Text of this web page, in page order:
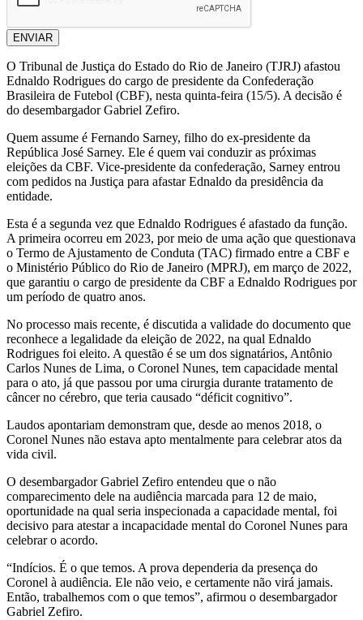
ENVIAR
O Tribunal de Justiça do Estado do Rio de Janeiro (TJRJ) afastou
Ednaldo Rodrigues do cargo de presidente da Confederação
Brasileira de Futebol (CBF), nesta quinta-feira (15/5). A decisão é
do desembargador Gabriel Zefiro.
Quem assume é Fernando Sarney, filho do ex-presidente da
República José Sarney. Ele é quem vai conduzir as próximas
eleições da CBF. Vice-presidente da confederação, Sarney entrou
com pedidos na Justiça para afastar Ednaldo da presidência da
entidade.
Esta é a segunda vez que Ednaldo Rodrigues é afastado da função.
A primeira ocorreu em 2023, por meio de uma ação que questionava
o Termo de Ajustamento de Conduta (TAC) firmado entre a CBF e
o Ministério Público do Rio de Janeiro (MPRJ), em março de 2022,
que garantiu o cargo de presidente da CBF a Ednaldo Rodrigues por
um período de quatro anos.
No processo mais recente, é discutida a validade do documento que
reconhece a legalidade da eleição de 2022, na qual Ednaldo
Rodrigues foi eleito. A questão é se um dos signatários, Antônio
Carlos Nunes de Lima, o Coronel Nunes, tem capacidade mental
para o ato, já que passou por uma cirurgia durante tratamento de
câncer no cérebro, que teria causado “déficit cognitivo”.
Laudos apontariam demonstram que, desde ao menos 2018, o
Coronel Nunes não estava apto mentalmente para celebrar atos da
vida civil.
O desembargador Gabriel Zefiro entendeu que o não
comparecimento dele na audiência marcada para 12 de maio,
oportunidade na qual seria inspecionada a capacidade mental, foi
decisivo para atestar a incapacidade mental do Coronel Nunes para
celebrar o acordo.
“Indícios. É o que temos. A prova dependeria da presença do
Coronel à audiência. Ele não veio, e certamente não virá jamais.
Então, trabalhemos com o que temos”, afirmou o desembargador
Gabriel Zefiro.